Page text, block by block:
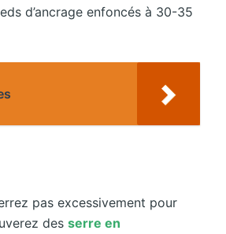
d’ancrage enfoncés à 30-35
pas excessivement pour
des serre en